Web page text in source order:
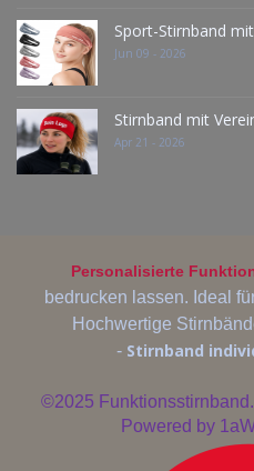
Sport-Stirnband
Jun 09 - 2026
Stirnband mit
Apr 21 - 2026
Personalisierte
bedrucken lassen. Ideal
Hochwertige
- Stirnband
©2025
Powered by